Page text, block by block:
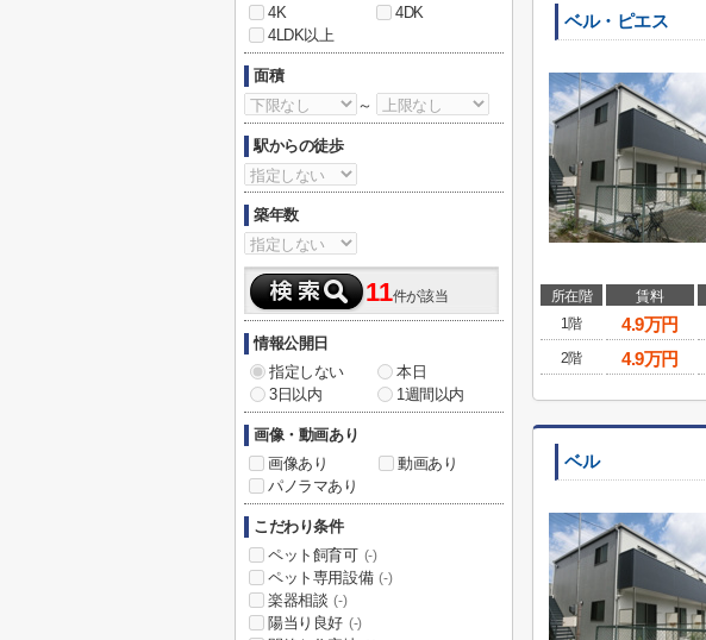
ベル・ピエス
所在階 賃料
1階
4.9万円
2階
4.9万円
ベル
4K
4DK
4LDK以上
面積
～
駅からの徒歩
築年数
11件が該当
情報公開日
指定しない
本日
3日以内
1週間以内
画像・動画あり
画像あり
動画あり
パノラマあり
こだわり条件
ペット飼育可 (-)
ペット専用設備 (-)
楽器相談 (-)
陽当り良好 (-)